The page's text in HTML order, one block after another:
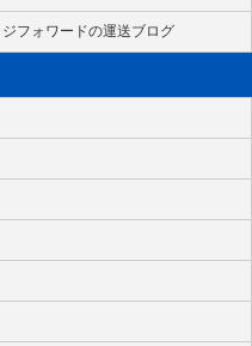
フォワードの運送ブログ